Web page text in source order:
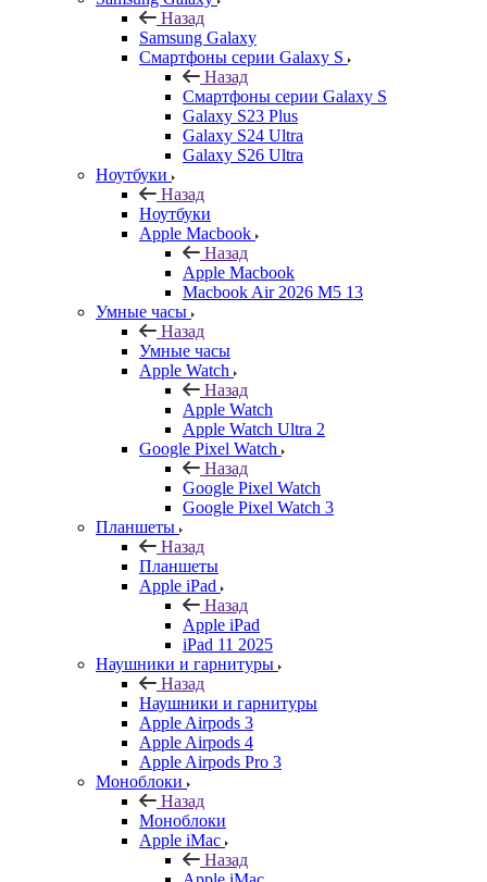
Назад
Samsung Galaxy
Смартфоны серии Galaxy S
Назад
Смартфоны серии Galaxy S
Galaxy S23 Plus
Galaxy S24 Ultra
Galaxy S26 Ultra
Ноутбуки
Назад
Ноутбуки
Apple Macbook
Назад
Apple Macbook
Macbook Air 2026 M5 13
Умные часы
Назад
Умные часы
Apple Watch
Назад
Apple Watch
Apple Watch Ultra 2
Google Pixel Watch
Назад
Google Pixel Watch
Google Pixel Watch 3
Планшеты
Назад
Планшеты
Apple iPad
Назад
Apple iPad
iPad 11 2025
Наушники и гарнитуры
Назад
Наушники и гарнитуры
Apple Airpods 3
Apple Airpods 4
Apple Airpods Pro 3
Моноблоки
Назад
Моноблоки
Apple iMac
Назад